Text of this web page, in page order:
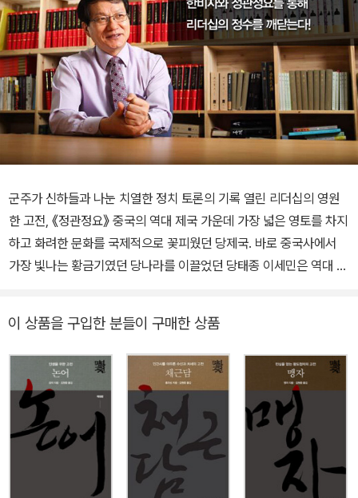
군주가 신하들과 나눈 치열한 정치 토론의 기록 열린 리더십의 영원
한 고전, 《정관정요》 중국의 역대 제국 가운데 가장 넓은 영토를 차지
하고 화려한 문화를 국제적으로 꽃피웠던 당제국. 바로 중국사에서
가장 빛나는 황금기였던 당나라를 이끌었던 당태종 이세민은 역대 중
다. 《정관정요》는 나라와 백성을 위해 어떤 시스템을 만들고 어떤 마
음가짐으로 일해야 하는지, 군주와 신하가 서로 어떤 점에 주의해야
하는지, 군주와 신하 간에 치열하게 주고받은 문답의 기록이다. 오늘
날 소통하는 리더십을 꿈꾸는 이들이 꼭 읽어봐야 할 필독서다. 사마
천의 《사기》를 개인 최초로 완역했으며 교수신문이 선정한 최고의 고
전 번역으로 꼽힌 《사기열전》을 번역했던 단국대학교 김원중 교수가
번역과 해제를 가다듬어 새로 출간하였다. 열린 정치와 소통하는 리
더십의 고전 - 불통의 시대, 경청하고 소통한 열린 리더십의 정수를
이 상품을 구입한 분들이 구매한 상품